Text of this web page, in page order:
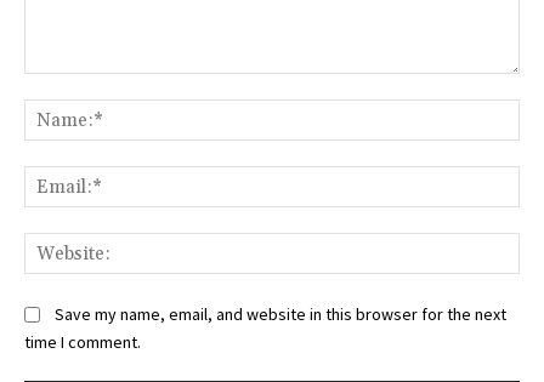
Save my name, email, and website in this browser for the next
time I comment.